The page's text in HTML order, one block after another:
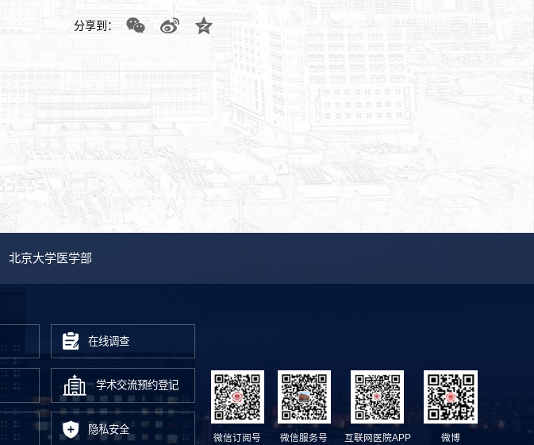
分享到：
北京大学医学部
在线调查
学术交流预约登记
隐私安全
微信订阅号 微信服务号 互联网医院APP 微博